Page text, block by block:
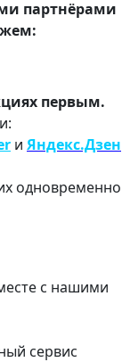
партнёрами
первым.
и Яндекс.Дзен
одновременно
с нашими
сервис